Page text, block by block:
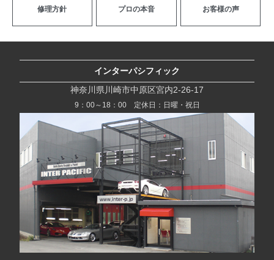
修理方針 プロの本音 お客様の声
インターパシフィック
神奈川県川崎市中原区宮内2-26-17
9：00～18：00 定休日：日曜・祝日